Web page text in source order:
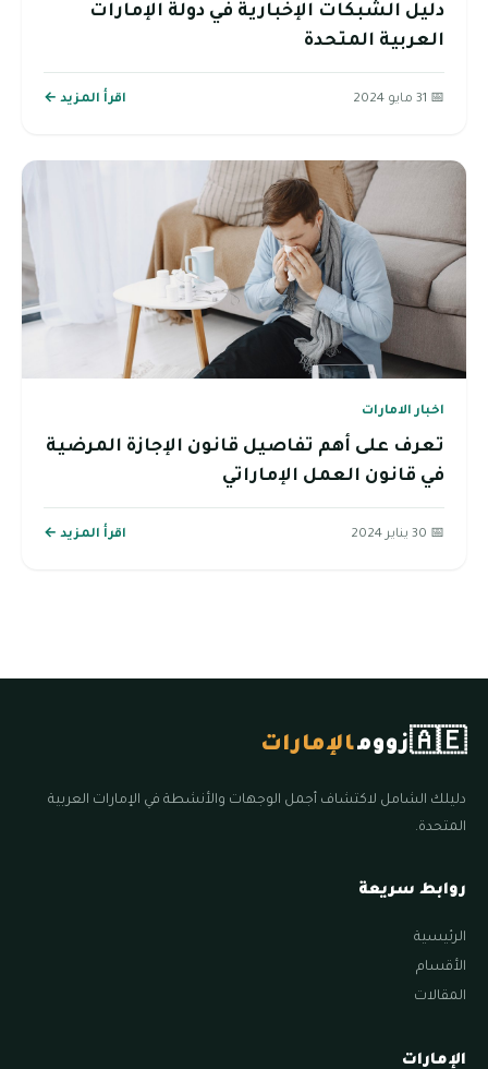
دليل الشبكات الإخبارية في دولة الإمارات
العربية المتحدة
📅 31 مايو 2024 اقرأ المزيد ←
اخبار الامارات
تعرف على أهم تفاصيل قانون الإجازة المرضية
في قانون العمل الإماراتي
📅 30 يناير 2024 اقرأ المزيد ←
🇦🇪زوومالإمارات
دليلك الشامل لاكتشاف أجمل الوجهات والأنشطة في الإمارات العربية
المتحدة.
روابط سريعة
الرئيسية
الأقسام
المقالات
الإمارات